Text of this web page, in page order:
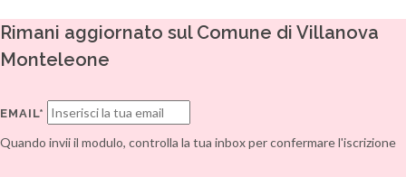
Rimani aggiornato sul Comune di Villanova
Monteleone
EMAIL*
Quando invii il modulo, controlla la tua inbox per confermare l'iscrizione